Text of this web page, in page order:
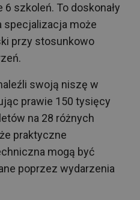
szkoleń. To doskonały
specjalizacja może
przy stosunkowo
swoją niszę w
prawie 150 tysięcy
na 28 różnych
praktyczne
mogą być
poprzez wydarzenia